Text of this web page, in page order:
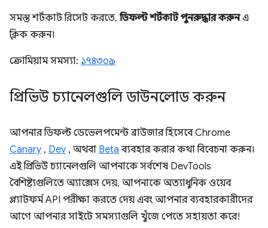
সমস্ত শর্টকাট রিসেট করতে,ডিফল্ট শর্টকাট পুনরুদ্ধার করুনএ
ক্লিক করুন।
ক্রোমিয়াম সমস্যা: ১৭৪৩০৯
প্রিভিউ চ্যানেলগুলি ডাউনলোড করুন
আপনার ডিফল্ট ডেভেলপমেন্ট ব্রাউজার হিসেবে Chrome
Canary , Dev , অথবা Beta ব্যবহার করার কথা বিবেচনা করুন।
এই প্রিভিউ চ্যানেলগুলি আপনাকে সর্বশেষ DevTools
বৈশিষ্ট্যগুলিতে অ্যাক্সেস দেয়, আপনাকে অত্যাধুনিক ওয়েব
প্ল্যাটফর্ম API পরীক্ষা করতে দেয় এবং আপনার ব্যবহারকারীদের
আগে আপনার সাইটে সমস্যাগুলি খুঁজে পেতে সহায়তা করে!